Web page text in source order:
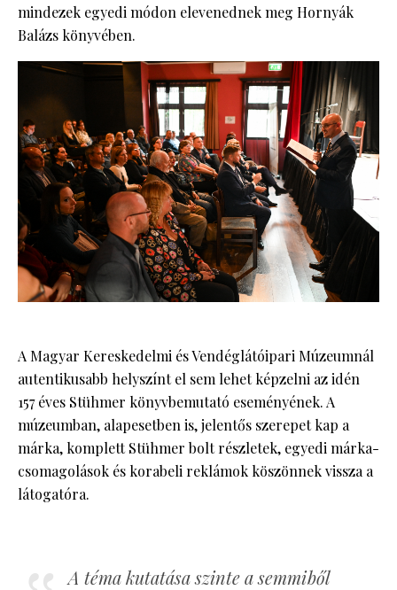
mindezek egyedi módon elevenednek meg Hornyák
Balázs könyvében.
A Magyar Kereskedelmi és Vendéglátóipari Múzeumnál
autentikusabb helyszínt el sem lehet képzelni az idén
157 éves Stühmer könyvbemutató eseményének. A
múzeumban, alapesetben is, jelentős szerepet kap a
márka, komplett Stühmer bolt részletek, egyedi márka-
csomagolások és korabeli reklámok köszönnek vissza a
látogatóra.
A téma kutatása szinte a semmiből